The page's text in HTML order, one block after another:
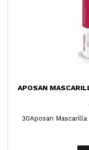
APOSAN
30Aposan